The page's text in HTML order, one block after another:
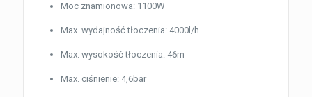
Moc znamionowa: 1100W
Max. wydajność tłoczenia: 4000l/h
Max. wysokość tłoczenia: 46m
Max. ciśnienie: 4,6bar